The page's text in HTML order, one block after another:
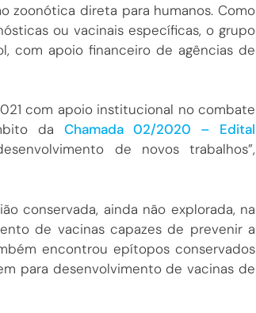
zoonótica direta para humanos. Como
ou vacinais específicas, o grupo
com apoio financeiro de agências de
com apoio institucional no combate
da Chamada 02/2020 – Edital
de novos trabalhos”,
conservada, ainda não explorada, na
de vacinas capazes de prevenir a
encontrou epítopos conservados
para desenvolvimento de vacinas de